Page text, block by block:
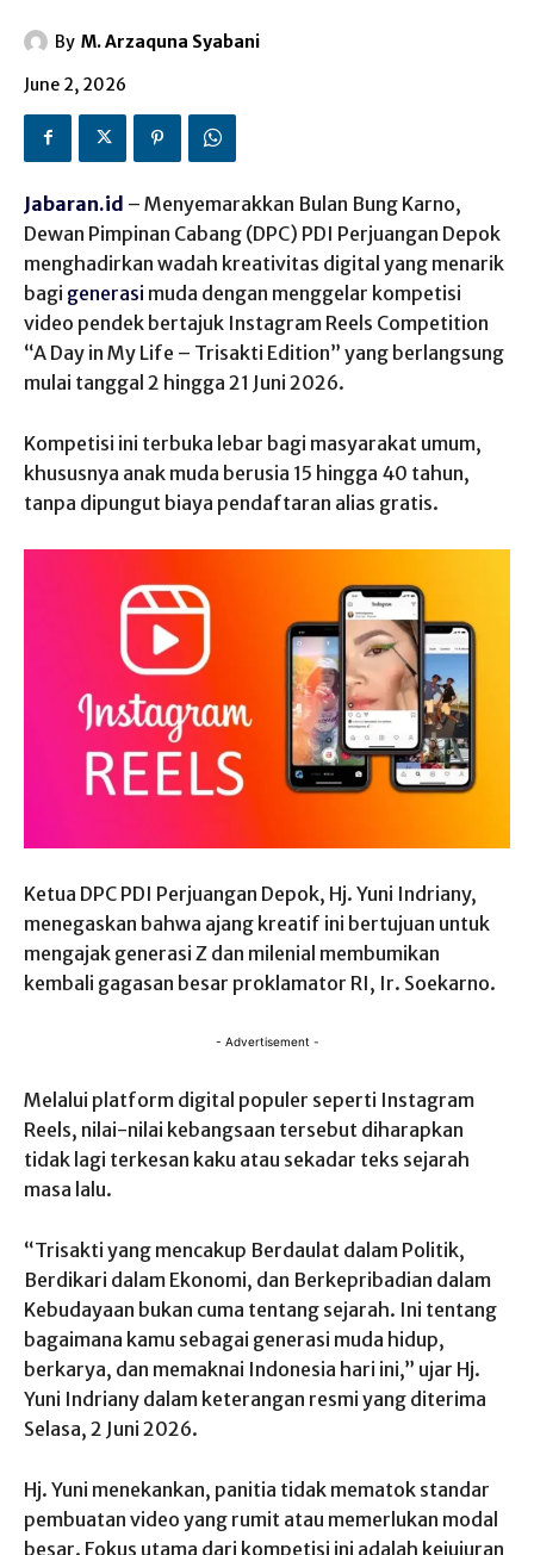
By M. Arzaquna Syabani
June 2, 2026
Jabaran.id – Menyemarakkan Bulan Bung Karno,
Dewan Pimpinan Cabang (DPC) PDI Perjuangan Depok
menghadirkan wadah kreativitas digital yang menarik
bagi generasi muda dengan menggelar kompetisi
video pendek bertajuk Instagram Reels Competition
“A Day in My Life – Trisakti Edition” yang berlangsung
mulai tanggal 2 hingga 21 Juni 2026.
Kompetisi ini terbuka lebar bagi masyarakat umum,
khususnya anak muda berusia 15 hingga 40 tahun,
tanpa dipungut biaya pendaftaran alias gratis.
Ketua DPC PDI Perjuangan Depok, Hj. Yuni Indriany,
menegaskan bahwa ajang kreatif ini bertujuan untuk
mengajak generasi Z dan milenial membumikan
kembali gagasan besar proklamator RI, Ir. Soekarno.
- Advertisement -
Melalui platform digital populer seperti Instagram
Reels, nilai-nilai kebangsaan tersebut diharapkan
tidak lagi terkesan kaku atau sekadar teks sejarah
masa lalu.
“Trisakti yang mencakup Berdaulat dalam Politik,
Berdikari dalam Ekonomi, dan Berkepribadian dalam
Kebudayaan bukan cuma tentang sejarah. Ini tentang
bagaimana kamu sebagai generasi muda hidup,
berkarya, dan memaknai Indonesia hari ini,” ujar Hj.
Yuni Indriany dalam keterangan resmi yang diterima
Selasa, 2 Juni 2026.
Hj. Yuni menekankan, panitia tidak mematok standar
pembuatan video yang rumit atau memerlukan modal
besar. Fokus utama dari kompetisi ini adalah kejujuran